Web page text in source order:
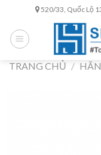
content
520/33, Quốc Lộ
TRANG CHỦ /